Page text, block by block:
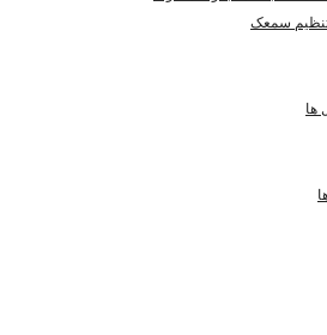
تنظیم سمعک
ها